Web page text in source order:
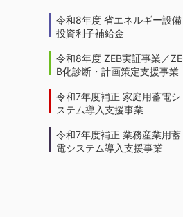
令和8年度 省エネルギー設備
投資利子補給金
令和8年度 ZEB実証事業／ZE
B化診断・計画策定支援事業
令和7年度補正 家庭用蓄電シ
ステム導入支援事業
令和7年度補正 業務産業用蓄
電システム導入支援事業